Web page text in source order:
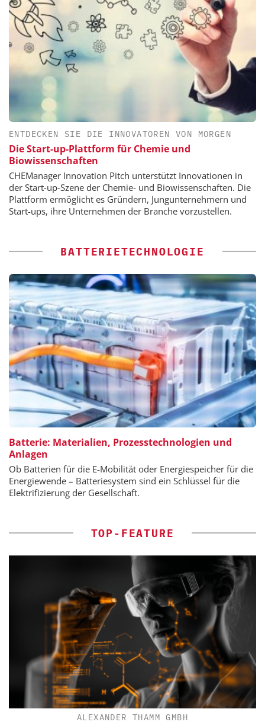
ENTDECKEN SIE DIE INNOVATOREN VON MORGEN
Die Start-up-Plattform für Chemie und
Biowissenschaften
CHEManager Innovation Pitch unterstützt Innovationen in
der Start-up-Szene der Chemie- und Biowissenschaften. Die
Plattform ermöglicht es Gründern, Jungunternehmern und
Start-ups, ihre Unternehmen der Branche vorzustellen.
BATTERIETECHNOLOGIE
Batterie: Materialien, Prozesstechnologien und
Anlagen
Ob Batterien für die E-Mobilität oder Energiespeicher für die
Energiewende – Batteriesystem sind ein Schlüssel für die
Elektrifizierung der Gesellschaft.
TOP-FEATURE
ALEXANDER THAMM GMBH